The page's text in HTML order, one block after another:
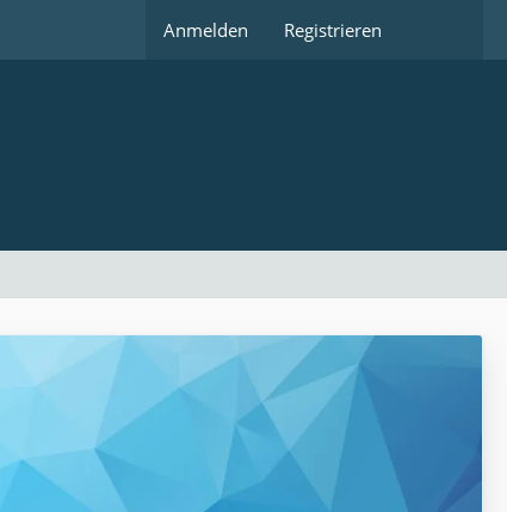
Anmelden Registrieren